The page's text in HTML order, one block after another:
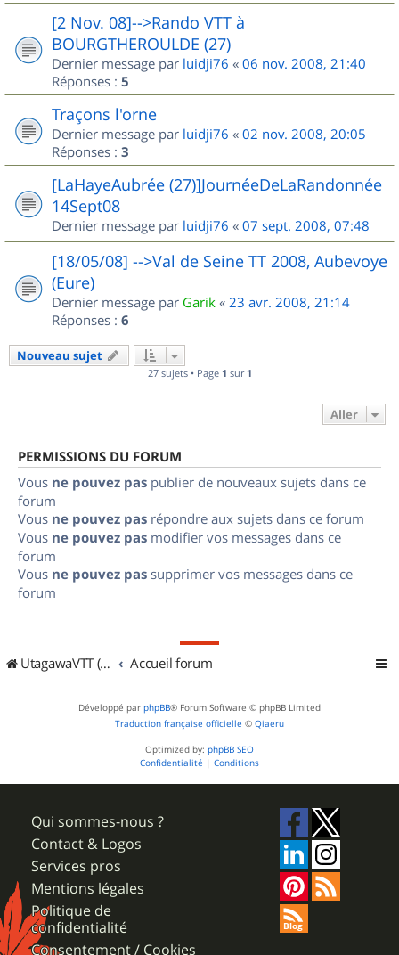
[2 Nov. 08]-->Rando VTT à
BOURGTHEROULDE (27)
Dernier message par luidji76 « 06 nov. 2008, 21:40
Réponses : 5
Traçons l'orne
Dernier message par luidji76 « 02 nov. 2008, 20:05
Réponses : 3
[LaHayeAubrée (27)]JournéeDeLaRandonnée
14Sept08
Dernier message par luidji76 « 07 sept. 2008, 07:48
[18/05/08] -->Val de Seine TT 2008, Aubevoye
(Eure)
Dernier message par Garik « 23 avr. 2008, 21:14
Réponses : 6
Nouveau sujet
27 sujets • Page 1 sur 1
Aller
PERMISSIONS DU FORUM
Vous ne pouvez pas publier de nouveaux sujets dans ce
forum
Vous ne pouvez pas répondre aux sujets dans ce forum
Vous ne pouvez pas modifier vos messages dans ce
forum
Vous ne pouvez pas supprimer vos messages dans ce
forum
UtagawaVTT (Randos VTT et VTTAE avec traces GPS) Accueil forum
Développé par phpBB® Forum Software © phpBB Limited
Traduction française officielle © Qiaeru
Optimized by: phpBB SEO
Confidentialité | Conditions
Qui sommes-nous ?
Contact & Logos
Services pros
Mentions légales
Politique de
confidentialité
Consentement / Cookies